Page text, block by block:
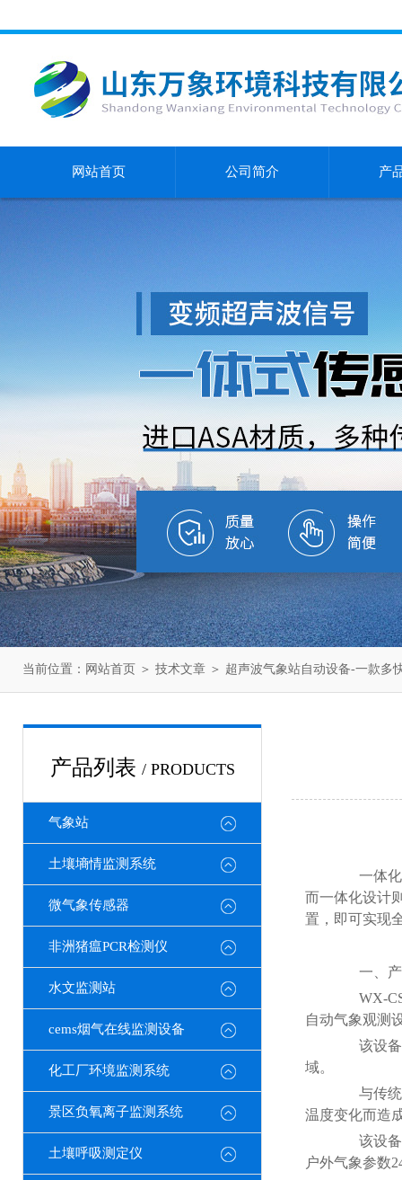
网站首页 公司简介 产
当前位置： 网站首页 ＞ 技术文章 ＞ 超声波气象站自动设备-一款多
产品列表 / PRODUCTS
气象站
土壤墒情监测系统
微气象传感器
非洲猪瘟PCR检测仪
水文监测站
cems烟气在线监测设备
化工厂环境监测系统
景区负氧离子监测系统
土壤呼吸测定仪
一体化设
而一体化设计
置，即可实现
一、产
WX-
自动气象观测
该设备免
域。
与传统的
温度变化而造
该设备创
户外气象参数